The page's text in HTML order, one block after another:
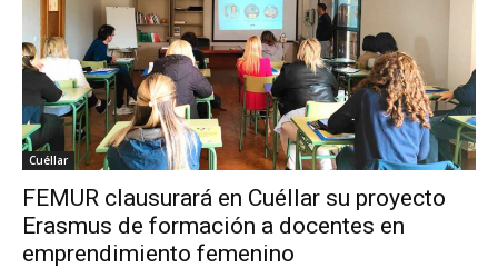
Cuéllar
FEMUR clausurará en Cuéllar su proyecto
Erasmus de formación a docentes en
emprendimiento femenino